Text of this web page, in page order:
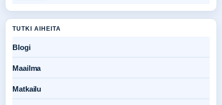
TUTKI AIHEITA
Blogi
Maailma
Matkailu